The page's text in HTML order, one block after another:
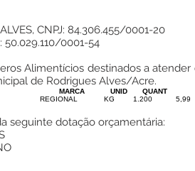
CNPJ: 84.306.455/0001-20
50.029.110/0001-54
Alimentícios destinados a
de Rodrigues Alves/Acre.
MARCA UNID QUANT
REGIONAL KG 1.200 5,99
seguinte dotação orçamentária: